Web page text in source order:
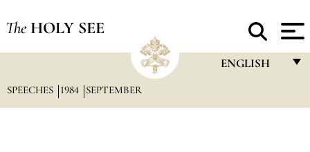
The HOLY SEE
ENGLISH
SPEECHES 1984 SEPTEMBER